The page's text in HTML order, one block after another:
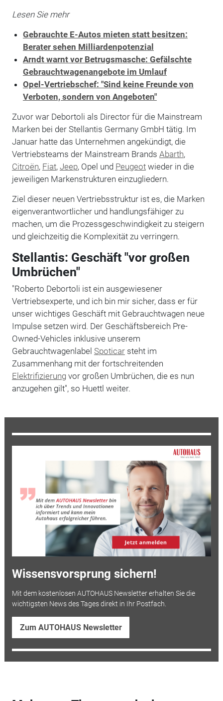
Lesen Sie mehr
Gebrauchte E-Autos mieten statt besitzen:
Berater sehen Milliardenpotenzial
Arndt warnt vor Betrugsmasche: Gefälschte
Gebrauchtwagenangebote im Umlauf
Opel-Vertriebschef: "Sind keine Freunde von
Verboten, sondern von Angeboten"
Zuvor war Debortoli als Director für die Mainstream
Marken bei der Stellantis Germany GmbH tätig. Im
Januar hatte das Unternehmen angekündigt, die
Vertriebsteams der Mainstream Brands Abarth,
Citroën, Fiat, Jeep, Opel und Peugeotwieder in die
jeweiligen Markenstrukturen einzugliedern.
Ziel dieser neuen Vertriebsstruktur ist es, die Marken
eigenverantwortlicher und handlungsfähiger zu
machen, um die Prozessgeschwindigkeit zu steigern
und gleichzeitig die Komplexität zu verringern.
Stellantis: Geschäft "vor großen
Umbrüchen"
"Roberto Debortoli ist ein ausgewiesener
Vertriebsexperte, und ich bin mir sicher, dass er für
unser wichtiges Geschäft mit Gebrauchtwagen neue
Impulse setzen wird. Der Geschäftsbereich Pre-
Owned-Vehicles inklusive unserem
Gebrauchtwagenlabel Spoticarsteht im
Zusammenhang mit der fortschreitenden
Elektrifizierungvor großen Umbrüchen, die es nun
anzugehen gilt", so Huettl weiter.
Wissensvorsprung sichern!
Mit dem kostenlosen AUTOHAUS Newsletter erhalten Sie die
wichtigsten News des Tages direkt in Ihr Postfach.
Zum AUTOHAUS Newsletter